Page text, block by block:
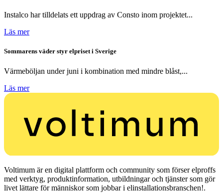
Instalco har tilldelats ett uppdrag av Consto inom projektet...
Läs mer
Sommarens väder styr elpriset i Sverige
Värmeböljan under juni i kombination med mindre blåst,...
Läs mer
Voltimum är en digital plattform och community som förser elproffs
med verktyg, produktinformation, utbildningar och tjänster som gör
livet lättare för människor som jobbar i elinstallationsbranschen!.